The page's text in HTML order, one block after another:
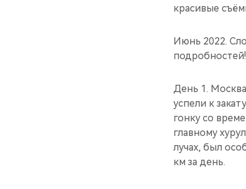
красивые
Июнь 2022.
подробностей!
День 1.
успели к
гонку со
главному
лучах, был
км за день.